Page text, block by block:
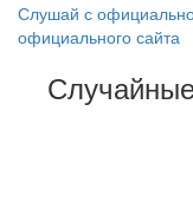
Слушай с
официального сайта